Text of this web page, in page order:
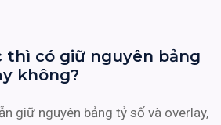
thì có giữ nguyên bảng
không?
giữ nguyên bảng tỷ số và overlay,